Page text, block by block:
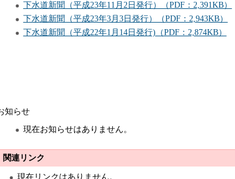
下水道新聞（平成23年11月2日発行）（PDF：2,391KB）
下水道新聞（平成23年3月3日発行）（PDF：2,943KB）
下水道新聞（平成22年1月14日発行)（PDF：2,874KB）
知らせ
現在お知らせはありません。
関連リンク
現在リンクはありません。